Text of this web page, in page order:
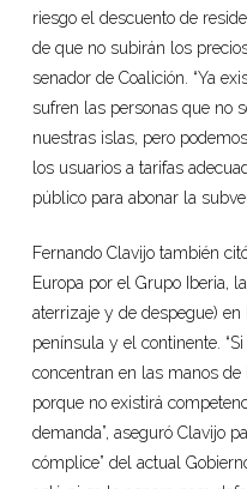
riesgo el descuento de
de que no subirán los
senador de Coalición. “Ya
sufren las personas que no
nuestras islas, pero
los usuarios a tarifas
público para abonar la
Fernando Clavijo también
Europa por el Grupo Iberia,
aterrizaje y de despegue)
península y el continente.
concentran en las manos
porque no existirá
demanda”, aseguró Clavijo
cómplice” del actual